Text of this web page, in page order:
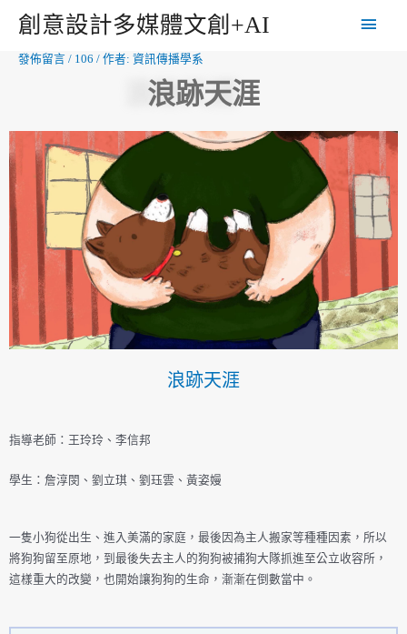
創意設計多媒體文創+AI
發佈留言 / 106 / 作者: 資訊傳播學系
浪跡天涯
浪跡天涯
指導老師：王玲玲、李信邦
學生：詹淳閔、劉立琪、劉珏雲、黃姿嫚
一隻小狗從出生、進入美滿的家庭，最後因為主人搬家等種種因素，所以
將狗狗留至原地，到最後失去主人的狗狗被捕狗大隊抓進至公立收容所，
這樣重大的改變，也開始讓狗狗的生命，漸漸在倒數當中。